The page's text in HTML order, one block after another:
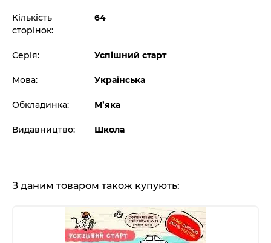
Кількість
сторінок:
64
Серія: Успішний старт
Мова: Українська
Обкладинка: М’яка
Видавництво: Школа
З даним товаром також купують: